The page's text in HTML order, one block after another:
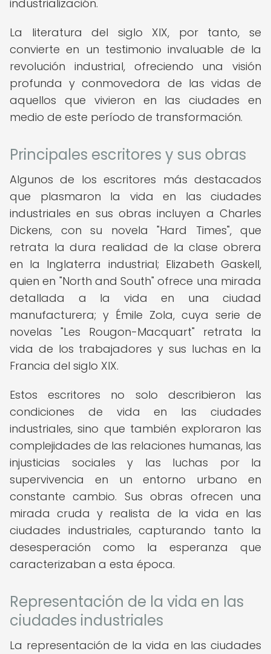
industrialización.
La literatura del siglo XIX, por tanto, se
convierte en un testimonio invaluable de la
revolución industrial, ofreciendo una visión
profunda y conmovedora de las vidas de
aquellos que vivieron en las ciudades en
medio de este período de transformación.
Principales escritores y sus obras
Algunos de los escritores más destacados
que plasmaron la vida en las ciudades
industriales en sus obras incluyen a Charles
Dickens, con su novela "Hard Times", que
retrata la dura realidad de la clase obrera
en la Inglaterra industrial; Elizabeth Gaskell,
quien en "North and South" ofrece una mirada
detallada a la vida en una ciudad
manufacturera; y Émile Zola, cuya serie de
novelas "Les Rougon-Macquart" retrata la
vida de los trabajadores y sus luchas en la
Francia del siglo XIX.
Estos escritores no solo describieron las
condiciones de vida en las ciudades
industriales, sino que también exploraron las
complejidades de las relaciones humanas, las
injusticias sociales y las luchas por la
supervivencia en un entorno urbano en
constante cambio. Sus obras ofrecen una
mirada cruda y realista de la vida en las
ciudades industriales, capturando tanto la
desesperación como la esperanza que
caracterizaban a esta época.
Representación de la vida en las
ciudades industriales
La representación de la vida en las ciudades